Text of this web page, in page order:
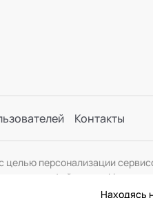
Контакты
целью персонализации
файлы «cookie»,
Находясь